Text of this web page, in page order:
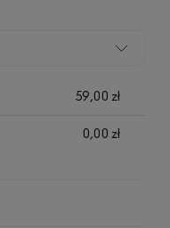
59,00 zł
0,00 zł